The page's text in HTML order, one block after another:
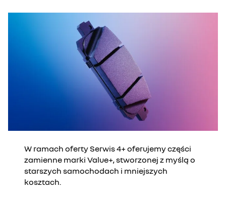
W ramach oferty Serwis 4+ oferujemy części
zamienne marki Value+, stworzonej z myślą o
starszych samochodach i mniejszych
kosztach.